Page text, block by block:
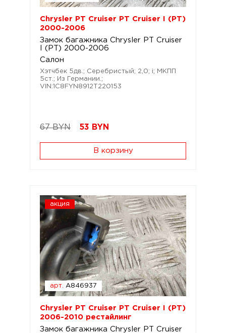
Chrysler PT Cruiser PT Cruiser I (PT)
2000-2006
Замок багажника Chrysler PT Cruiser
I (PT) 2000-2006
Салон
Хэтчбек 5дв.; Серебристый; 2,0; i; МКПП
5ст.; Из Германии.;
VIN:1C8FYN8912T220153
67 BYN 53 BYN
В корзину
акция
арт. A846937
Chrysler PT Cruiser PT Cruiser I (PT)
2006-2010 рестайлинг
Замок багажника Chrysler PT Cruiser